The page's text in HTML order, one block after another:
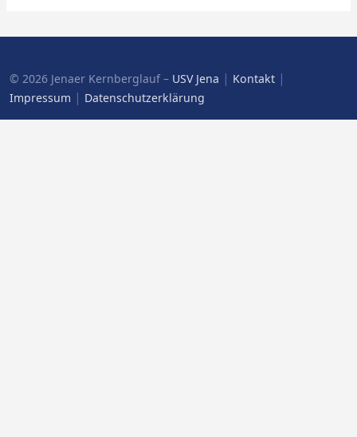
© 2026 Jenaer Kernberglauf – USV Jena | Kontakt |
Impressum | Datenschutzerklärung